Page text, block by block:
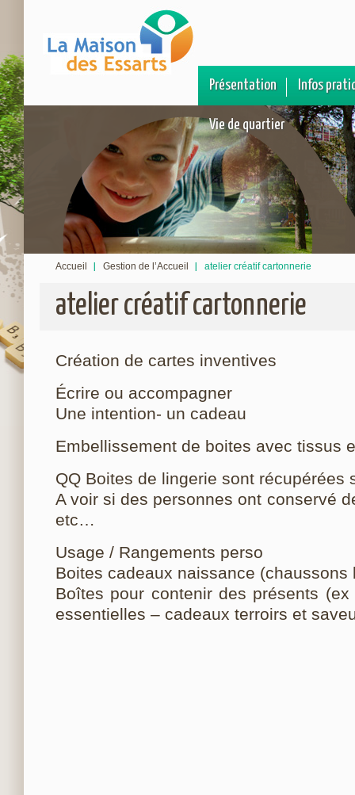
Présentation Infos
Vie de quartier
Accueil Gestion de l’Accueil atelier créatif cartonnerie
atelier créatif cartonnerie
Création de cartes inventives
Écrire ou accompagner
Une intention- un cadeau
Embellissement de boites avec tissus
QQ Boites de lingerie sont récupérées
A voir si des personnes ont conservé
etc…
Usage / Rangements perso
Boites cadeaux naissance (chaussons
Boîtes pour contenir des présents
essentielles – cadeaux terroirs et